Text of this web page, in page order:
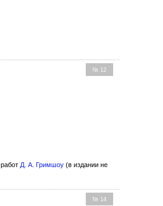
№ 12
Д. А. Гримшоу (в издании не
№ 14